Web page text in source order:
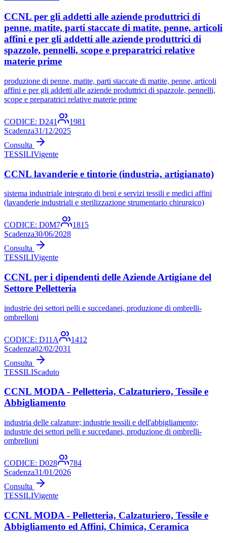
CCNL per gli addetti alle aziende produttrici di
penne, matite, parti staccate di matite, penne, articoli
affini e per gli addetti alle aziende produttrici di
spazzole, pennelli, scope e preparatrici relative
materie prime
produzione di penne, matite, parti staccate di matite, penne, articoli
affini e per gli addetti alle aziende produttrici di spazzole, pennelli,
scope e preparatrici relative materie prime
CODICE: D241
1981
Scadenza31/12/2025
Consulta
TESSILIVigente
CCNL lavanderie e tintorie (industria, artigianato)
sistema industriale integrato di beni e servizi tessili e medici affini
(lavanderie industriali e sterilizzazione strumentario chirurgico)
CODICE: D0M7
1815
Scadenza30/06/2028
Consulta
TESSILIVigente
CCNL per i dipendenti delle Aziende Artigiane del
Settore Pelletteria
industrie dei settori pelli e succedanei, produzione di ombrelli-
ombrelloni
CODICE: D11A
1412
Scadenza02/02/2031
Consulta
TESSILIScaduto
CCNL MODA - Pelletteria, Calzaturiero, Tessile e
Abbigliamento
industria delle calzature; industrie tessili e dell'abbigliamento;
industrie dei settori pelli e succedanei, produzione di ombrelli-
ombrelloni
CODICE: D028
784
Scadenza31/01/2026
Consulta
TESSILIVigente
CCNL MODA - Pelletteria, Calzaturiero, Tessile e
Abbigliamento ed Affini, Chimica, Ceramica